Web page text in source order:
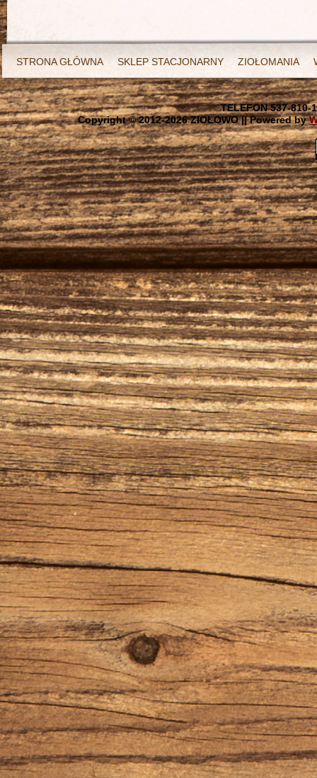
STRONA GŁÓWNA SKLEP STACJONARNY ZIOŁOMANIA
TELEFON 537-810-
Copyright © 2012-2026 ZIOŁOWO || Powered by